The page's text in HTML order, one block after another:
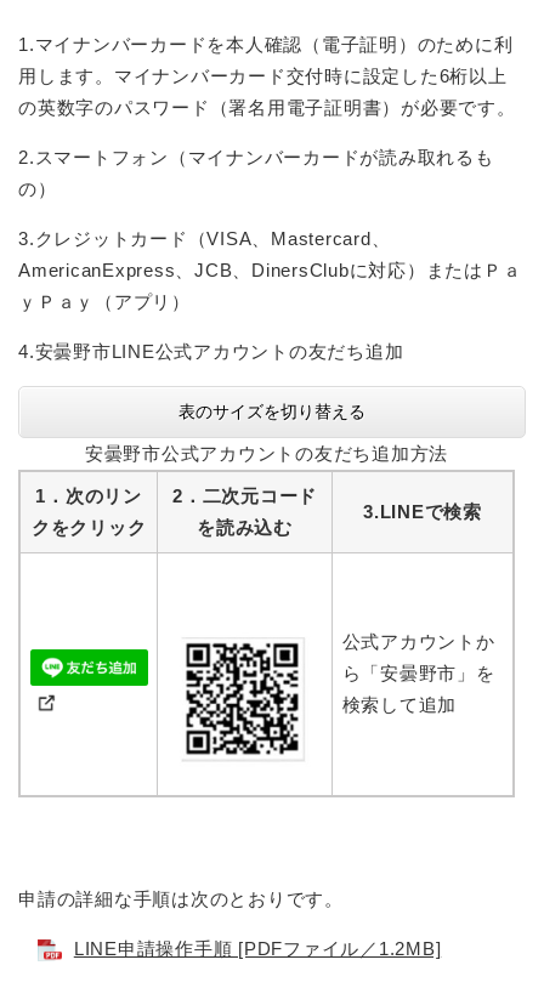
1.マイナンバーカードを本人確認（電子証明）のために利
用します。マイナンバーカード交付時に設定した6桁以上
の英数字のパスワード（署名用電子証明書）が必要です。
2.スマートフォン（マイナンバーカードが読み取れるも
の）
3.クレジットカード（VISA、Mastercard、
AmericanExpress、JCB、DinersClubに対応）またはＰａ
ｙＰａｙ（アプリ）
4.安曇野市LINE公式アカウントの友だち追加
表のサイズを切り替える
安曇野市公式アカウントの友だち追加方法
1．次のリン
クをクリック
2．二次元コード
を読み込む
3.LINEで検索
公式アカウントか
ら「安曇野市」を
検索して追加
申請の詳細な手順は次のとおりです。
LINE申請操作手順 [PDFファイル／1.2MB]